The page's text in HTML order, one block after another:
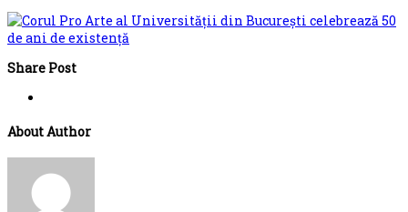
Share Post
About Author